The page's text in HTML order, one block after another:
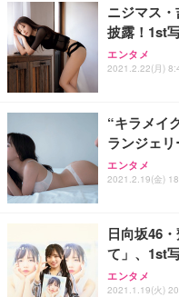
ニジマス
披露！1st
エンタメ
2021.2.22(月)
“キラメイ
ランジェリ
エンタメ
2021.2.19(金)
日向坂46
て」、1st
エンタメ
2021.1.19(火)